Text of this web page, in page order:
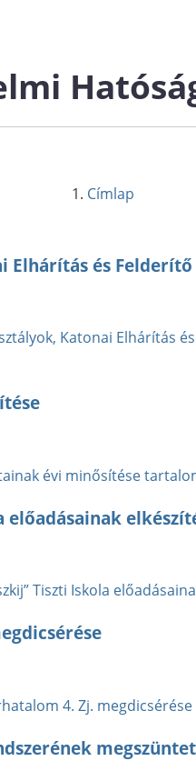
Címlap
Elhárítás és
Katonai Elhárítás
évi minősítése
előadásainak
Tiszti Iskola
4. Zj.